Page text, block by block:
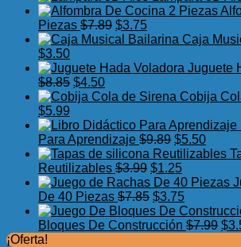
Piezas $7.89 El
precio
era:
$3.75El
precio
es:
Caja
El
precio
original
era:
$7.75.
$3.50El
precio
actual
es:
Juguete
$8.85 El
precio
era:
$8.85.
$4.50El
precio
es:
$4.50.
Cobija
El
precio
original
era:
$9.75.
$5.99
precio
actual
es:
$5.99.
Para Aprendizaje $9.89 El
precio
original
era:
$9.89.
$5.50El
precio
es:
Reutilizables $3.99 El
precio
original
era:
$3.99.
$1.25El
precio
actual
es:
$1.25.
De 40 Piezas $7.85 El
precio
original
$3.75El
precio
actual
Bloques De Construcción $7.99 El
$
¡Oferta!